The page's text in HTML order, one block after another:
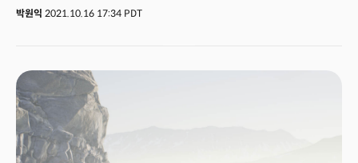
떨어졌습니다.미국 증시도 변화무쌍합니다. 경제는 최악으로 치닫고 있는데
지수는 3분기 어닝 시즌(실적 발표) 기대감에 힘입어 일제히 상승
마감했습니다. 특히 이날 개장 전 보고된 골드만삭스(티커: GS) 실적이 시장
추정치를 크게 웃돌며 기대감을 키웠습니다. 주간 단위로도 다우존스, S&P
500, 나스닥 모두 상승세를 기록했습니다. 다음 주에는 19일 넷플릭스(티커:
NFLX), 20일 테슬라(티커: TSLA) 등 빅테크 기업의 실적 발표가 예정돼
있습니다. 넷플릭스는 흥행작 ‘오징어게임’ 효과, 테슬라는 판매 호조와
박원익 2021.10.16 17:34 PDT